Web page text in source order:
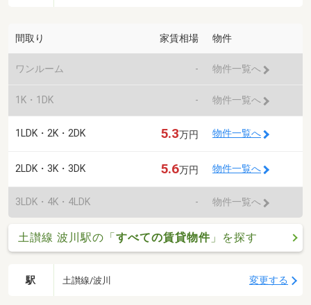
間取り 家賃相場 物件
ワンルーム - 物件一覧へ
1K・1DK - 物件一覧へ
1LDK・2K・2DK 5.3万円 物件一覧へ
2LDK・3K・3DK 5.6万円 物件一覧へ
3LDK・4K・4LDK - 物件一覧へ
土讃線 波川駅の「すべての賃貸物件 」を探す
駅 土讃線/波川 変更する